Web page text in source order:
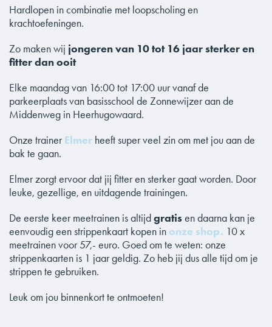
Hardlopen in combinatie met loopscholing en
krachtoefeningen.
Zo maken wij jongeren van 10 tot 16 jaar sterker en
fitter dan ooit
Elke maandag van 16:00 tot 17:00 uur vanaf de
parkeerplaats van basisschool de Zonnewijzer aan de
Middenweg in Heerhugowaard.
Onze trainerElmer heeft super veel zin om met jou aan de
bak te gaan.
Elmer zorgt ervoor dat jij fitter en sterker gaat worden. Door
leuke, gezellige, en uitdagende trainingen.
De eerste keer meetrainen is altijdgratisen daarna kan je
eenvoudig een strippenkaart kopen in onze shop. 10 x
meetrainen voor 57,- euro. Goed om te weten: onze
strippenkaarten is 1 jaar geldig. Zo heb jij dus alle tijd om je
strippen te gebruiken.
Leuk om jou binnenkort te ontmoeten!